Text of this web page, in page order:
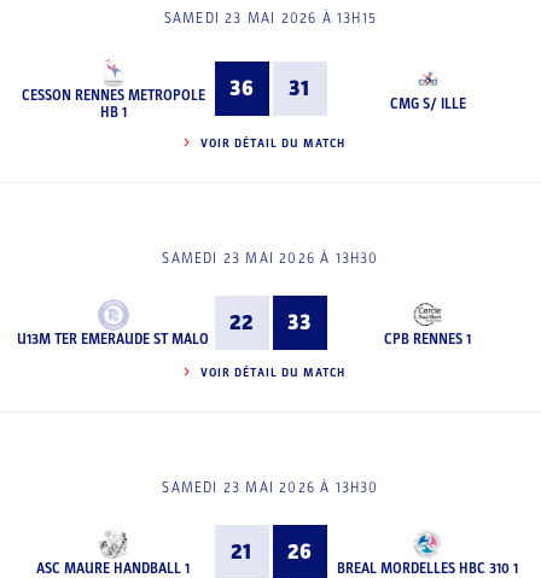
SAMEDI 23 MAI 2026 À 13H15
CESSON RENNES METROPOLE
HB 1
36 31
CMG S/ ILLE
VOIR DÉTAIL DU MATCH
SAMEDI 23 MAI 2026 À 13H30
U13M TER EMERAUDE ST MALO
22 33
CPB RENNES 1
VOIR DÉTAIL DU MATCH
SAMEDI 23 MAI 2026 À 13H30
ASC MAURE HANDBALL 1
21 26
BREAL MORDELLES HBC 310 1